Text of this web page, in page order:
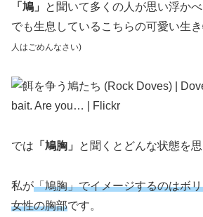
「鳩」
と聞いて多くの人が思い浮か
でも生息しているこちらの可愛い生き
人はごめんなさい)
では 「鳩胸」 と聞くとどんな状態を
私が「鳩胸」でイメージするのはボ
女性の胸部です。